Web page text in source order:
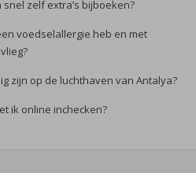
zelf extra’s bijboeken?
voedselallergie heb en met
zijn op de luchthaven van Antalya?
ik online inchecken?